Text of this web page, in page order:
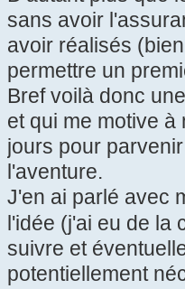
sans avoir
avoir réalisés
permettre un
Bref voilà donc
et qui me motive
jours pour
l'aventure.
J'en ai parlé avec
l'idée (j'ai eu de
suivre et
potentiellement